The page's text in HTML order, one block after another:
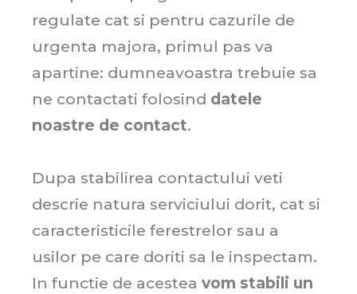
regulate cat si pentru cazurile de
urgenta majora, primul pas va
apartine: dumneavoastra trebuie sa
ne contactati folosind datele
noastre de contact.
Dupa stabilirea contactului veti
descrie natura serviciului dorit, cat si
caracteristicile ferestrelor sau a
usilor pe care doriti sa le inspectam.
In functie de acestea vom stabili un